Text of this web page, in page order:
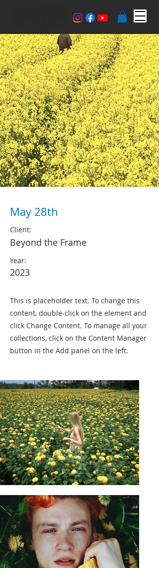
May 28th
Client:
Beyond the Frame
Year:
2023
This is placeholder text. To change this
content, double-click on the element and
click Change Content. To manage all your
collections, click on the Content Manager
button in the Add panel on the left.